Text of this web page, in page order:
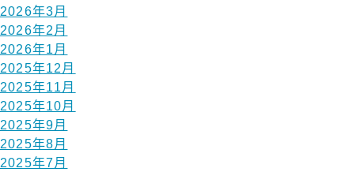
2026年3月
2026年2月
2026年1月
2025年12月
2025年11月
2025年10月
2025年9月
2025年8月
2025年7月